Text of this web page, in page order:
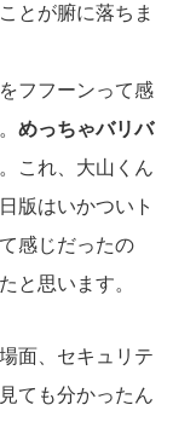
とが腑に落ちま
フフーンって感
めっちゃバリバ
。これ、大山くん
版はいかついト
感じだったの
と思います。
面、セキュリテ
ても分かったん